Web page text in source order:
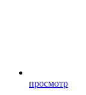
просмотр